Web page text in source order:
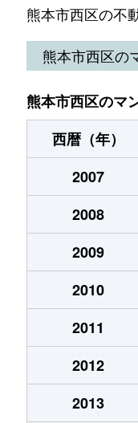
城山大塘
城山大塘
城山下代
城山下代
城山半田
新土河原
田崎本町
田崎本町
戸坂町
春日
春日
春日
春日
上熊本
上熊本
河内町船津
熊本市西区の不
熊本市西区の
熊本市西区のマ
西暦（年）
2007
2008
2009
2010
2011
2012
2013